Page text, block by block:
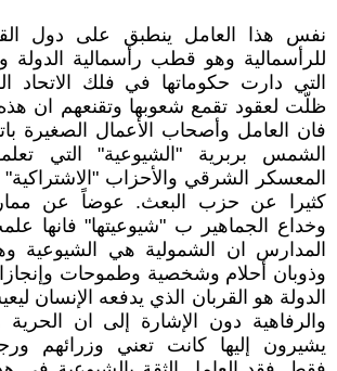
نفس هذا العامل ينطبق على دول
للرأسمالية وهو قطب رأسمالية الدولة
التي دارت حكوماتها في فلك الاتحاد
ظلّت لعقود تقمع شعوبها وتقنعهم ان
فان العامل وأصحاب الأعمال الصغيرة
الشمس بربرية "الشيوعية" التي
المعسكر الشرقي والأحزاب
كثيرا عن حزب البعث. عوضاً عن
وخداع الجماهير ب "شيوعيتها" فانها
المدارس ان الشمولية هي الشيوعية
وذوبان أحلام وشخصية وطموحات
الدولة هو القربان الذي يدفعه الإنسان
والرفاهية دون الإشارة إلى ان الحرية
يشيرون إليها كانت تعني وزرائهم